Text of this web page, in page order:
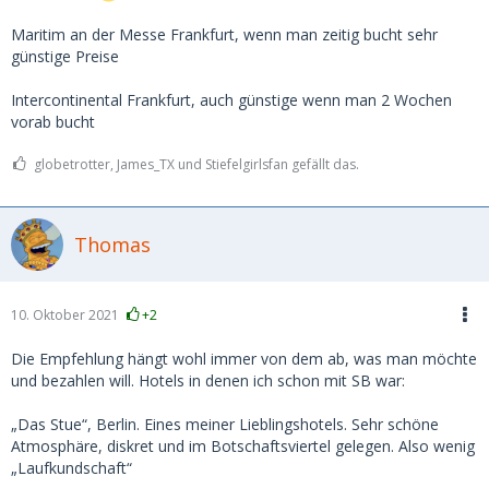
Maritim an der Messe Frankfurt, wenn man zeitig bucht sehr
günstige Preise
Intercontinental Frankfurt, auch günstige wenn man 2 Wochen
vorab bucht
globetrotter, James_TX und Stiefelgirlsfan gefällt das.
Thomas
10. Oktober 2021 +2
Die Empfehlung hängt wohl immer von dem ab, was man möchte
und bezahlen will. Hotels in denen ich schon mit SB war:
„Das Stue“, Berlin. Eines meiner Lieblingshotels. Sehr schöne
Atmosphäre, diskret und im Botschaftsviertel gelegen. Also wenig
„Laufkundschaft“